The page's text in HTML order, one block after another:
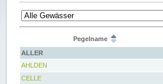
Pegelname
ALLER
AHLDEN
CELLE